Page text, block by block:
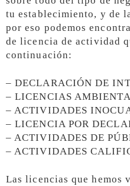
tu establecimiento, y de
por eso podemos
de licencia de actividad
continuación:
– DECLARACIÓN DE
– LICENCIAS
– ACTIVIDADES
– LICENCIA POR
– ACTIVIDADES DE
– ACTIVIDADES
Las licencias que hemos